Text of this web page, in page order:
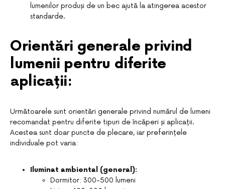
lumenilor produși de un bec ajută la atingerea acestor
standarde.
Orientări generale privind
lumenii pentru diferite
aplicații:
Următoarele sunt orientări generale privind numărul de lumeni
recomandat pentru diferite tipuri de încăperi și aplicații.
Acestea sunt doar puncte de plecare, iar preferințele
individuale pot varia:
Iluminat ambiental (general):
Dormitor: 300-500 lumeni